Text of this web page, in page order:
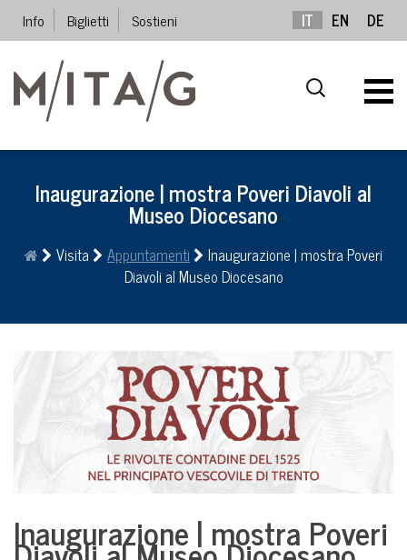
Info Biglietti Sostieni IT EN DE
Inaugurazione | mostra Poveri Diavoli al
Museo Diocesano
Visita Appuntamenti
Inaugurazione | mostra Poveri
Diavoli al Museo Diocesano
Inaugurazione | mostra Poveri